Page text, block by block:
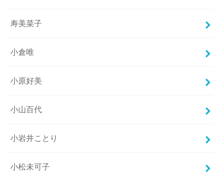
寿美菜子
小倉唯
小原好美
小山百代
小岩井ことり
小松未可子